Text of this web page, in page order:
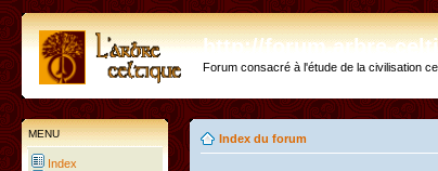
http://forum.arbre-
Forum consacré à l'étude de la civilisation
MENU
Index
Index du forum